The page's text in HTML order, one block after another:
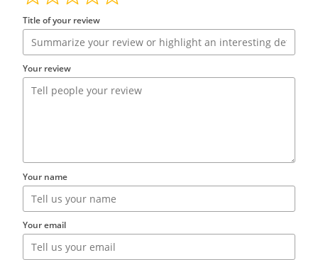
Title of your review
Your review
Your name
Your email